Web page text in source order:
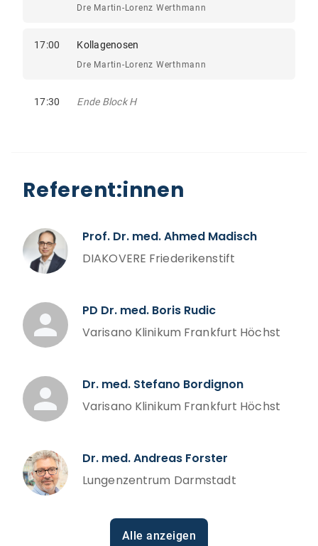
Dre Martin-Lorenz Werthmann
17:00 Kollagenosen
Dre Martin-Lorenz Werthmann
17:30 Ende Block H
Referent:innen
Prof. Dr. med. Ahmed Madisch
DIAKOVERE Friederikenstift
PD Dr. med. Boris Rudic
Varisano Klinikum Frankfurt Höchst
Dr. med. Stefano Bordignon
Varisano Klinikum Frankfurt Höchst
Dr. med. Andreas Forster
Lungenzentrum Darmstadt
Alle anzeigen